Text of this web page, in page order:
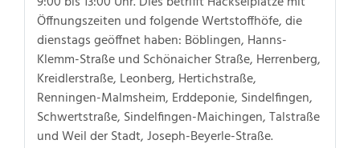
Öffnungszeiten und folgende Wertstoffhöfe, die
dienstags geöffnet haben: Böblingen, Hanns-
Klemm-Straße und Schönaicher Straße, Herrenberg,
Kreidlerstraße, Leonberg, Hertichstraße,
Renningen-Malmsheim, Erddeponie, Sindelfingen,
Schwertstraße, Sindelfingen-Maichingen, Talstraße
und Weil der Stadt, Joseph-Beyerle-Straße.